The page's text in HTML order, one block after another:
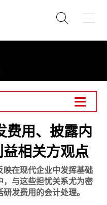
费用、披露内
相关方观点
映在现代企业中发挥基础
，与这些担忧关系尤为密
发费用的会计处理。